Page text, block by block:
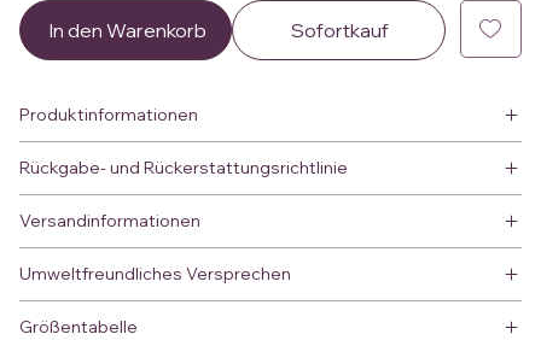
In den Warenkorb Sofortkauf
Produktinformationen
Rückgabe- und Rückerstattungsrichtlinie
Versandinformationen
Umweltfreundliches Versprechen
Größentabelle